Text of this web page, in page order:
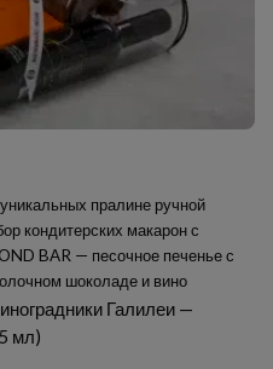
пралине ручной
кондитерских макарон с
BAR — песочное печенье с
шоколаде и вино
Галилеи —
мл)